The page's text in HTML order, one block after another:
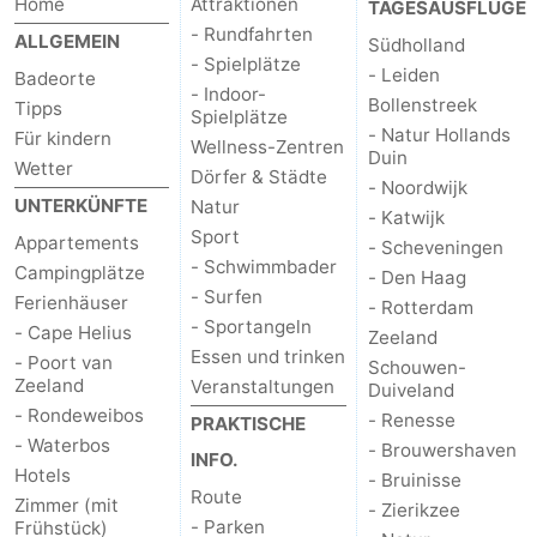
ALLGEMEIN
Badeorte
Tipps
Für kindern
Wetter
UNTERKÜNFTE
Appartements
Campingplätze
Ferienhäuser
- Cape Helius
- Poort van
Zeeland
- Rondeweibos
- Waterbos
Hotels
Zimmer (mit
Frühstück)
- Rundfahrten
- Spielplätze
- Indoor-
Spielplätze
Wellness-Zentren
Dörfer & Städte
Natur
Sport
- Schwimmbader
- Surfen
- Sportangeln
Essen und trinken
Veranstaltungen
PRAKTISCHE
INFO.
Route
- Parken
TAGESAUSFLÜGE
Südholland
- Leiden
Bollenstreek
- Natur Hollands
Duin
- Noordwijk
- Katwijk
- Scheveningen
- Den Haag
- Rotterdam
Zeeland
Schouwen-
Duiveland
- Renesse
- Brouwershaven
- Bruinisse
- Zierikzee